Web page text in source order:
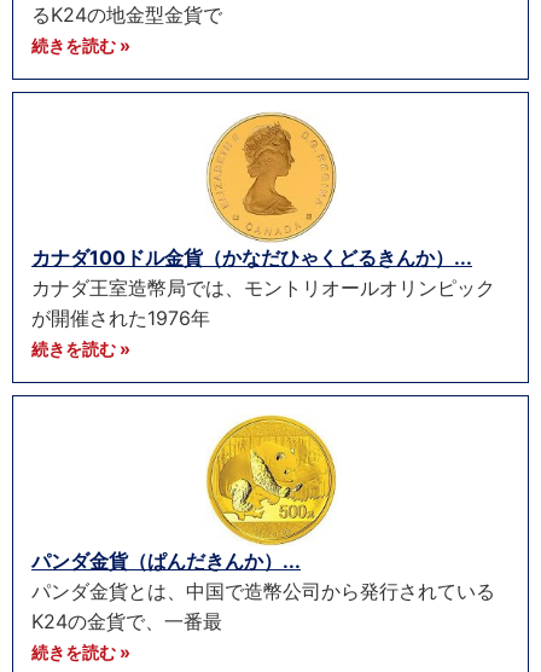
るK24の地金型金貨で
続きを読む »
カナダ100ドル金貨（かなだひゃくどるきんか）...
カナダ王室造幣局では、モントリオールオリンピック
が開催された1976年
続きを読む »
パンダ金貨（ぱんだきんか）...
パンダ金貨とは、中国で造幣公司から発行されている
K24の金貨で、一番最
続きを読む »